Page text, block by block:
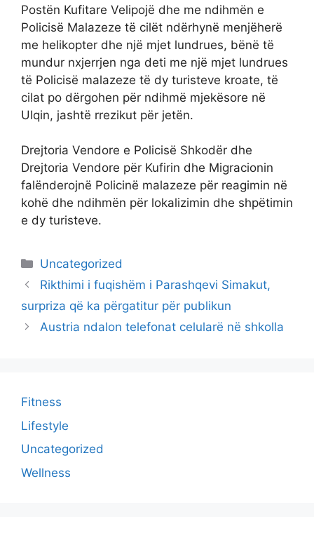
Postën Kufitare Velipojë dhe me ndihmën e
Policisë Malazeze të cilët ndërhynë menjëherë
me helikopter dhe një mjet lundrues, bënë të
mundur nxjerrjen nga deti me një mjet lundrues
të Policisë malazeze të dy turisteve kroate, të
cilat po dërgohen për ndihmë mjekësore në
Ulqin, jashtë rrezikut për jetën.
Drejtoria Vendore e Policisë Shkodër dhe
Drejtoria Vendore për Kufirin dhe Migracionin
falënderojnë Policinë malazeze për reagimin në
kohë dhe ndihmën për lokalizimin dhe shpëtimin
e dy turisteve.
Categories
Uncategorized
Rikthimi i fuqishëm i Parashqevi Simakut,
surpriza që ka përgatitur për publikun
Austria ndalon telefonat celularë në shkolla
Fitness
Lifestyle
Uncategorized
Wellness